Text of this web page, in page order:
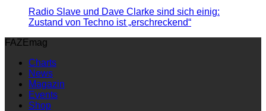
Radio Slave und Dave Clarke sind sich einig:
Zustand von Techno ist „erschreckend“
FAZEmag
Charts
News
Magazin
Events
Shop